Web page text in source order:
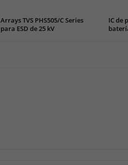
Arrays TVS PHS505/C Series
para ESD de 25 kV
IC de